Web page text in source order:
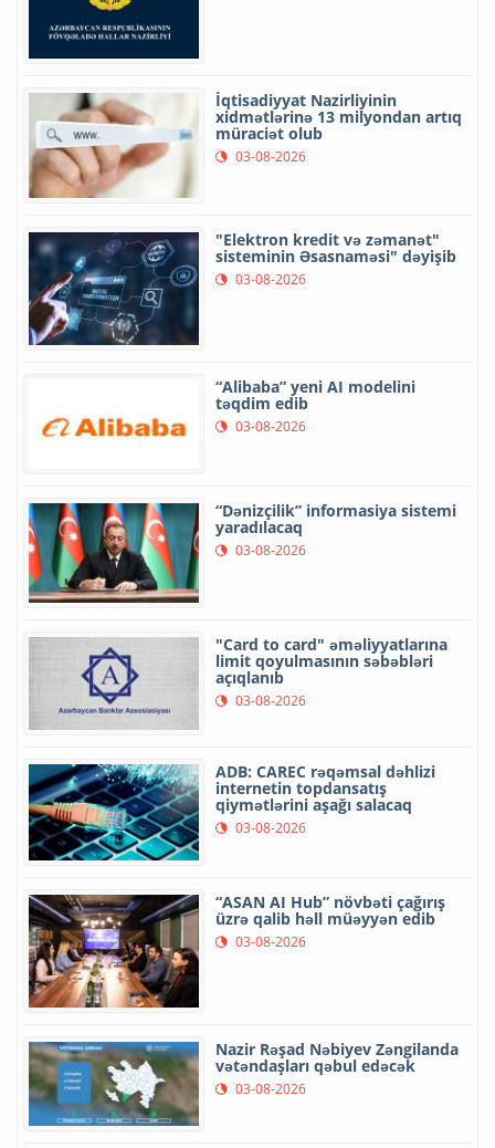
İqtisadiyyat Nazirliyinin
xidmətlərinə 13 milyondan artıq
müraciət olub
03-08-2026
"Elektron kredit və zəmanət"
sisteminin Əsasnaməsi" dəyişib
03-08-2026
“Alibaba” yeni AI modelini
təqdim edib
03-08-2026
“Dənizçilik” informasiya sistemi
yaradılacaq
03-08-2026
"Card to card" əməliyyatlarına
limit qoyulmasının səbəbləri
açıqlanıb
03-08-2026
ADB: CAREC rəqəmsal dəhlizi
internetin topdansatış
qiymətlərini aşağı salacaq
03-08-2026
“ASAN AI Hub” növbəti çağırış
üzrə qalib həll müəyyən edib
03-08-2026
Nazir Rəşad Nəbiyev Zəngilanda
vətəndaşları qəbul edəcək
03-08-2026